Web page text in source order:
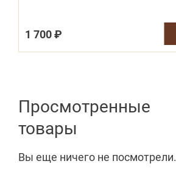
1 700 ₽
Просмотренные
товары
Вы еще ничего не посмотрели.